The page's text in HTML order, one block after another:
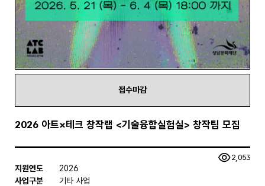
접수마감
2026 아트×테크 창작랩 <기술융합실험실> 창작팀 모집
조회수2,053
지원연도
2026
사업구분
기타 사업